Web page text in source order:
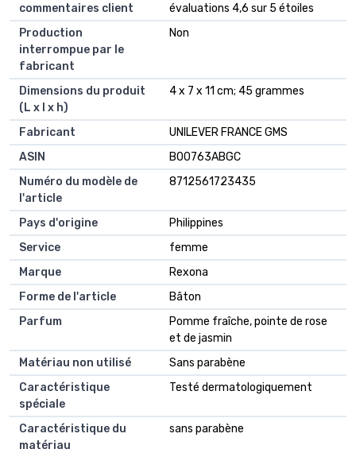
commentaires client
évaluations 4,6 sur 5 étoiles
Production
interrompue par le
fabricant
Non
Dimensions du produit
(L x l x h)
4 x 7 x 11 cm; 45 grammes
Fabricant
UNILEVER FRANCE GMS
ASIN
B00763ABGC
Numéro du modèle de
l'article
8712561723435
Pays d'origine
Philippines
Service
femme
Marque
Rexona
Forme de l'article
Bâton
Parfum
Pomme fraîche, pointe de rose
et de jasmin
Matériau non utilisé
Sans parabène
Caractéristique
spéciale
Testé dermatologiquement
Caractéristique du
matériau
sans parabène